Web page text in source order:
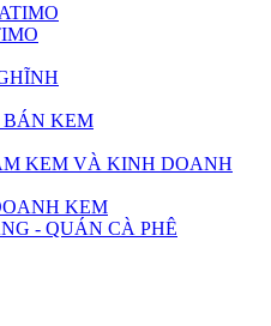
BÁN KEM
KEM VÀ KINH DOANH
KEM
- QUÁN CÀ PHÊ